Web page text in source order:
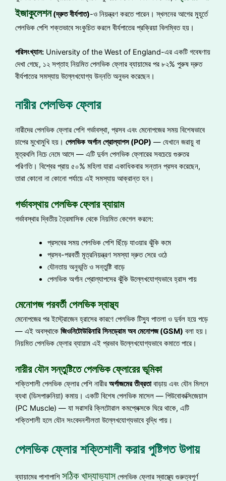
ইজাকুলেশন(দ্রুত বীর্যপাত)-ও নিয়ন্ত্রণ করতে পারেন। স্খলনের আগের মুহূর্তে
পেলভিক পেশি শক্তভাবে সংকুচিত করলে বীর্যপাতের প্রক্রিয়া বিলম্বিত হয়।
পরিসংখ্যান: University of the West of England-এর একটি গবেষণায়
দেখা গেছে, ১২ সপ্তাহ নিয়মিত পেলভিক ফ্লোর ব্যায়ামের পর ৮২% পুরুষ দ্রুত
বীর্যপাতের সমস্যায় উল্লেখযোগ্য উন্নতি অনুভব করেছেন।
নারীর পেলভিক ফ্লোর
নারীদের পেলভিক ফ্লোর পেশি গর্ভাবস্থা, প্রসব এবং মেনোপজের সময় বিশেষভাবে
চাপের মুখোমুখি হয়। পেলভিক অর্গান প্রোল্যাপস(POP) — যেখানে জরায়ু বা
মূত্রথলি নিচে নেমে আসে — এটি দুর্বল পেলভিক ফ্লোরের সবচেয়ে গুরুতর
পরিণতি। বিশ্বের প্রায় ৫০% মহিলা যারা একাধিকবার সন্তান প্রসব করেছেন,
তারা কোনো না কোনো পর্যায়ে এই সমস্যায় আক্রান্ত হন।
গর্ভাবস্থায় পেলভিক ফ্লোর ব্যায়াম
গর্ভাবস্থার দ্বিতীয় ত্রৈমাসিক থেকে নিয়মিত কেগেল করলে:
প্রসবের সময় পেলভিক পেশি ছিঁড়ে যাওয়ার ঝুঁকি কমে
প্রসব-পরবর্তী মূত্রনিয়ন্ত্রণ সমস্যা দ্রুত সেরে ওঠে
যৌনতায় অনুভূতি ও সন্তুষ্টি বাড়ে
পেলভিক অর্গান প্রোল্যাপসের ঝুঁকি উল্লেখযোগ্যভাবে হ্রাস পায়
মেনোপজ পরবর্তী পেলভিক স্বাস্থ্য
মেনোপজের পর ইস্ট্রোজেন হ্রাসের কারণে পেলভিক টিস্যু পাতলা ও দুর্বল হয়ে পড়ে
— এই অবস্থাকে জিওনিটোউরিনারি সিনড্রোম অব মেনোপজ(GSM) বলা হয়।
নিয়মিত পেলভিক ফ্লোর ব্যায়াম এই প্রভাব উল্লেখযোগ্যভাবে কমাতে পারে।
নারীর যৌন সন্তুষ্টিতে পেলভিক ফ্লোরের ভূমিকা
শক্তিশালী পেলভিক ফ্লোর পেশি নারীর অর্গাজমের তীব্রতাবাড়ায় এবং যৌন মিলনে
ব্যথা (ডিসপারুনিয়া) কমায়। একটি বিশেষ পেলভিক মাসেল — পিউবোকক্সিজেয়াস
(PC Muscle) — যা সরাসরি ক্লিটোরাল কমপ্লেক্সকে ঘিরে থাকে, এটি
শক্তিশালী হলে যৌন সংবেদনশীলতা উল্লেখযোগ্যভাবে বৃদ্ধি পায়।
পেলভিক ফ্লোর শক্তিশালী করার পুষ্টিগত উপায়
ব্যায়ামের পাশাপাশি সঠিক খাদ্যাভ্যাসপেলভিক ফ্লোর স্বাস্থ্যে গুরুত্বপূর্ণ